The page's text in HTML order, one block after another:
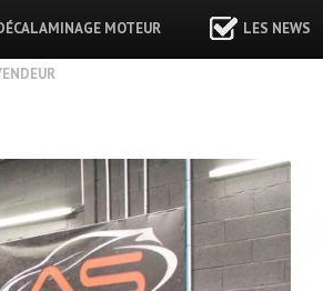
MOTEUR LES NEWS